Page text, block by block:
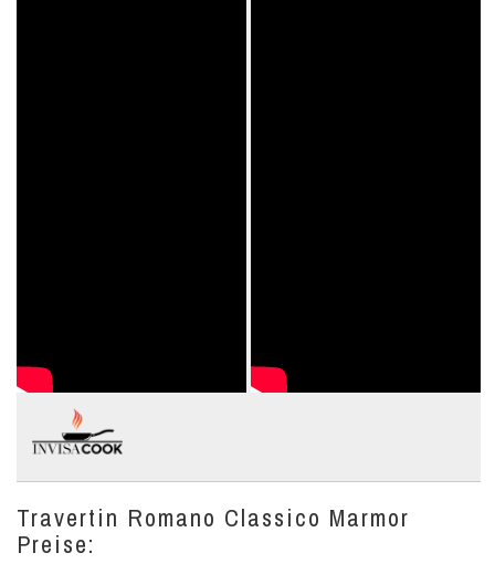
Travertin Romano Classico Marmor
Preise: